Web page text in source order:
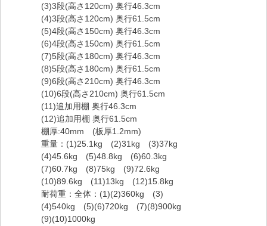
(3)3段(高さ120cm) 奥行46.3cm
(4)3段(高さ120cm) 奥行61.5cm
(5)4段(高さ150cm) 奥行46.3cm
(6)4段(高さ150cm) 奥行61.5cm
(7)5段(高さ180cm) 奥行46.3cm
(8)5段(高さ180cm) 奥行61.5cm
(9)6段(高さ210cm) 奥行46.3cm
(10)6段(高さ210cm) 奥行61.5cm
(11)追加用棚 奥行46.3cm
(12)追加用棚 奥行61.5cm
棚厚:40mm (板厚1.2mm)
重量：(1)25.1kg (2)31kg (3)37kg
(4)45.6kg (5)48.8kg (6)60.3kg
(7)60.7kg (8)75kg (9)72.6kg
(10)89.6kg (11)13kg (12)15.8kg
耐荷重：全体：(1)(2)360kg (3)
(4)540kg (5)(6)720kg (7)(8)900kg
(9)(10)1000kg